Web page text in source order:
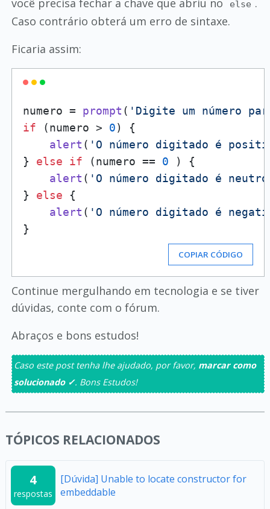
você precisa fechar a chave que abriu no else .
Caso contrário obterá um erro de sintaxe.
Ficaria assim:
numero = prompt ( 'Digite um número
if (numero > 0) {
alert ( 'O número digitado é
} else if (numero == 0 ) {
alert ( 'O número digitado é
} else {
alert ( 'O número digitado é
COPIAR CÓDIGO
Continue mergulhando em tecnologia e se tiver
dúvidas, conte com o fórum.
Abraços e bons estudos!
Caso este post tenha lhe ajudado, por favor, marcar como
solucionado ✓. Bons Estudos!
TÓPICOS RELACIONADOS
4
respostas
[Dúvida] Unable to locate constructor for
embeddable